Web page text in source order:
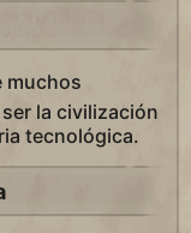
muchos
la civilización
tecnológica.